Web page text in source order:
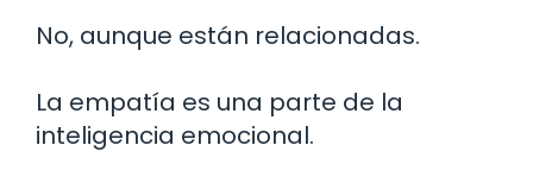
No, aunque están relacionadas.
La empatía es una parte de la
inteligencia emocional.